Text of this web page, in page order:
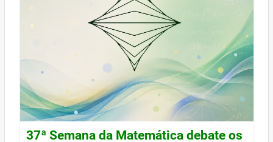
37ª Semana da Matemática debate os